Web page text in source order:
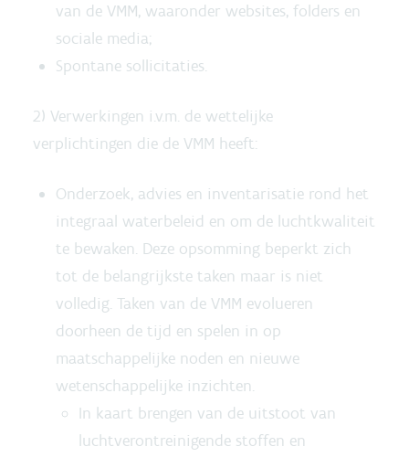
van de VMM, waaronder websites, folders en
sociale media;
Spontane sollicitaties.
2) Verwerkingen i.v.m. de wettelijke
verplichtingen die de VMM heeft:
Onderzoek, advies en inventarisatie rond het
integraal waterbeleid en om de luchtkwaliteit
te bewaken. Deze opsomming beperkt zich
tot de belangrijkste taken maar is niet
volledig. Taken van de VMM evolueren
doorheen de tijd en spelen in op
maatschappelijke noden en nieuwe
wetenschappelijke inzichten.
In kaart brengen van de uitstoot van
luchtverontreinigende stoffen en